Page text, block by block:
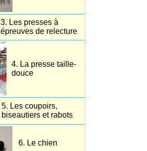
3. Les presses à
épreuves de relecture
4. La presse taille-
douce
5. Les coupoirs,
biseautiers et rabots
6. Le chien